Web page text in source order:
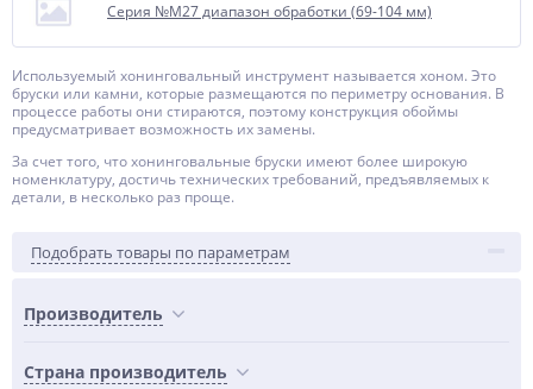
Серия №M27 диапазон обработки (69-104 мм)
Используемый хонинговальный инструмент называется хоном. Это
бруски или камни, которые размещаются по периметру основания. В
процессе работы они стираются, поэтому конструкция обоймы
предусматривает возможность их замены.
За счет того, что хонинговальные бруски имеют более широкую
номенклатуру, достичь технических требований, предъявляемых к
детали, в несколько раз проще.
Подобрать товары по параметрам
Производитель
Страна производитель